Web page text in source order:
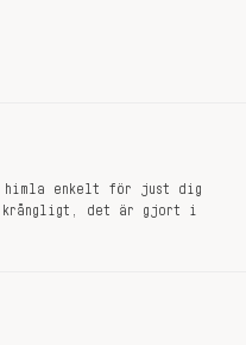
himla enkelt för just dig
krångligt, det är gjort i